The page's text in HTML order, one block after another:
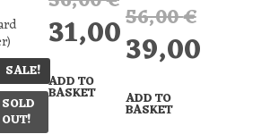
SALE!
SOLD
OUT!
price
was:
56,00 €.
31,00€
Current
price
is:
ADD TO
BASKET
56,00€Original
price
was:
56,00 €.
39,00
price
is:
ADD TO
BASKET